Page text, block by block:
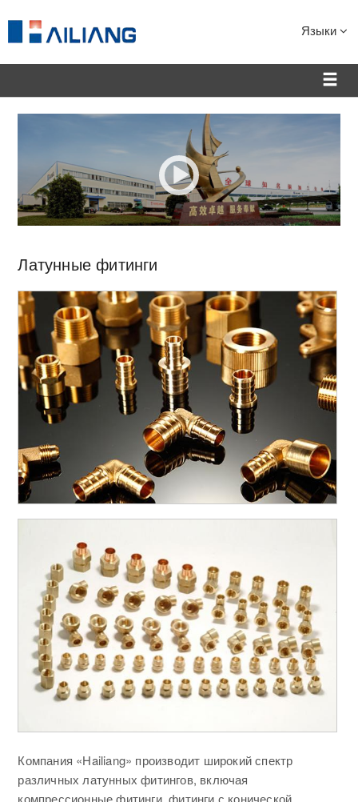
Языки
Латунные фитинги
Компания «Hailiang» производит широкий спектр
различных латунных фитингов, включая
компрессионные фитинги, фитинги с конической